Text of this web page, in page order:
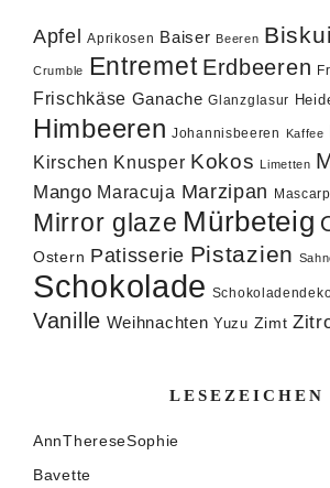
Apfel Aprikosen Baiser Beeren
Crumble Entremet Erdbeeren
Frischkäse Ganache Glanzglasur
Himbeeren Johannisbeeren Kaffee
Kirschen Knusper Kokos Limetten
Mango Maracuja Marzipan
Mirror glaze Mürbeteig
Ostern Patisserie Pistazien
Schokolade
Vanille Weihnachten Yuzu Zimt
LESEZEICHEN
AnnThereseSophie
Bavette